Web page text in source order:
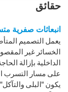
حقائق
انبعاثات صفرية
يعمل التصميم
الخسائر غير
الداخلية بإزالة
على مسار التسرب
يكون "البلى